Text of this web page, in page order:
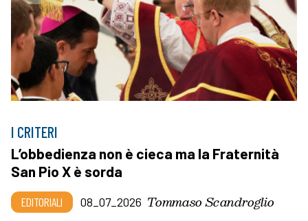
I CRITERI
L’obbedienza non è cieca ma la Fraternità
San Pio X è sorda
EDITORIALI 08_07_2026 Tommaso Scandroglio